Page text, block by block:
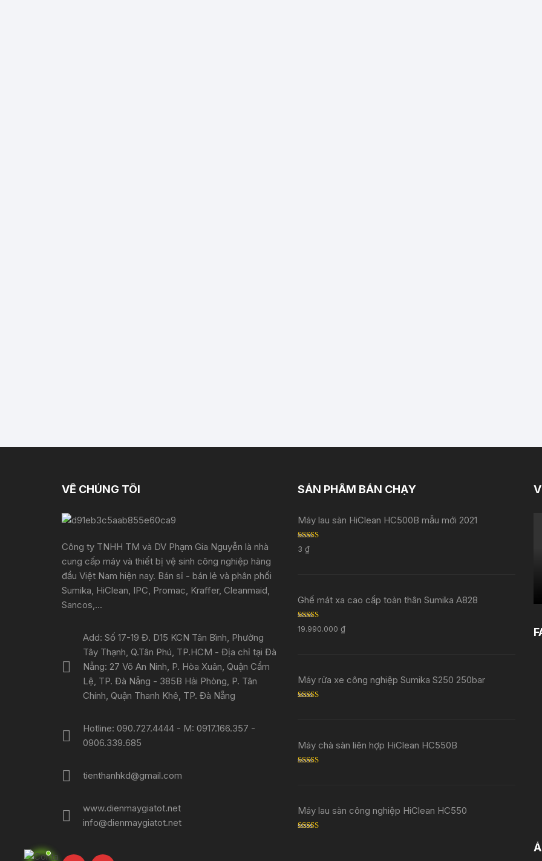
VỀ CHÚNG TÔI
Công ty TNHH TM và DV Phạm Gia Nguyễn là nhà
cung cấp máy và thiết bị vệ sinh công nghiệp hàng
đầu Việt Nam hiện nay. Bán sỉ - bán lẻ và phân phối
Sumika, HiClean, IPC, Promac, Kraffer, Cleanmaid,
Sancos,...
Add: Số 17-19 Đ. D15 KCN Tân Bình, Phường
Tây Thạnh, Q.Tân Phú, TP.HCM - Địa chỉ tại Đà
Nẵng: 27 Võ An Ninh, P. Hòa Xuân, Quận Cẩm
Lệ, TP. Đà Nẵng - 385B Hải Phòng, P. Tân
Chính, Quận Thanh Khê, TP. Đà Nẵng
Hotline: 090.727.4444 - M: 0917.166.357 -
0906.339.685
tienthanhkd@gmail.com
www.dienmaygiatot.net
info@dienmaygiatot.net
SẢN PHẨM BÁN CHẠY
Máy lau sàn HiClean HC500B mẫu mới 2021
Rated
out of 5
3 ₫
Ghế mát xa cao cấp toàn thân Sumika A828
Rated5.00
out of 5
19.990.000 ₫
Máy rửa xe công nghiệp Sumika S250 250bar
Máy chà sàn liên hợp HiClean HC550B
Máy lau sàn công nghiệp HiClean HC550